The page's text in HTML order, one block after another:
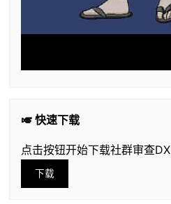
🎺 快速下载
点击按钮开始下载社群审查DX
下载